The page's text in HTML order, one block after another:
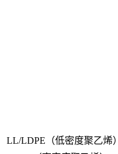
LL/LDPE（低密度聚乙烯）